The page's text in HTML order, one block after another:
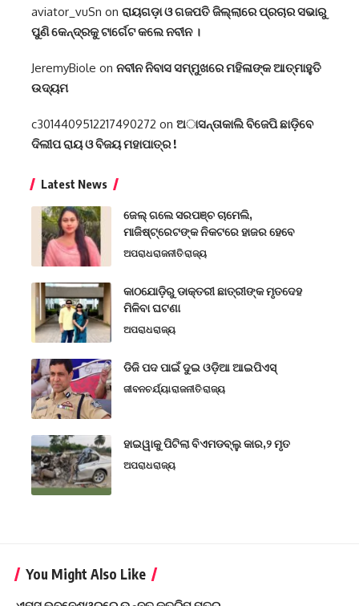
aviator_vuSn on ରାୟଗଡ଼ା ଓ ଗଜପତି ଜିଲ୍ଲାରେ ପ୍ରଚାର ସଭାରୁ
ପୁଣି କେନ୍ଦ୍ରକୁ ଟାର୍ଗେଟ କଲେ ନବୀନ ।
JeremyBiole on ନବୀନ ନିବାସ ସମ୍ମୁଖରେ ମହିଳାଙ୍କ ଆତ୍ମାହୁତି
ଉଦ୍ୟମ
c3014409512217490272 on ଅାସନ୍ତାକାଲି ବିଜେପି ଛାଡ଼ିବେ
ଦିଲୀପ ରାୟ ଓ ବିଜୟ ମହାପାତ୍ର !
Latest News
ଜେଲ୍ ଗଲେ ସରପଞ୍ଚ ଚାମେଲି,
ମାଜିଷ୍ଟ୍ରେଟଙ୍କ ନିକଟରେ ହାଜର ହେବେ
ଅପରାଧରାଜନୀତିରାଜ୍ୟ
କାଠଯୋଡ଼ିରୁ ଡାକ୍ତରୀ ଛାତ୍ରୀଙ୍କ ମୃତଦେହ
ମିଳିବା ଘଟଣା
ଅପରାଧରାଜ୍ୟ
ଡିଜି ପଦ ପାଇଁ ଦୁଇ ଓଡ଼ିଆ ଆଇପିଏସ୍
ଜୀବନଚର୍ଯ୍ୟାରାଜନୀତିରାଜ୍ୟ
ହାଇୱାକୁ ପିଟିଲା ବିଏମଡବ୍ଲୁ କାର,୨ ମୃତ
ଅପରାଧରାଜ୍ୟ
You Might Also Like